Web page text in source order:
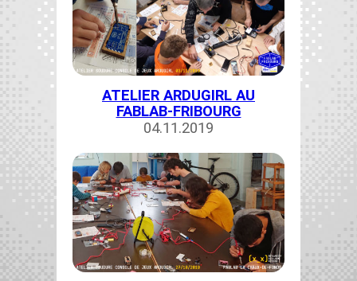
ATELIER ARDUGIRL AU
FABLAB-FRIBOURG
04.11.2019